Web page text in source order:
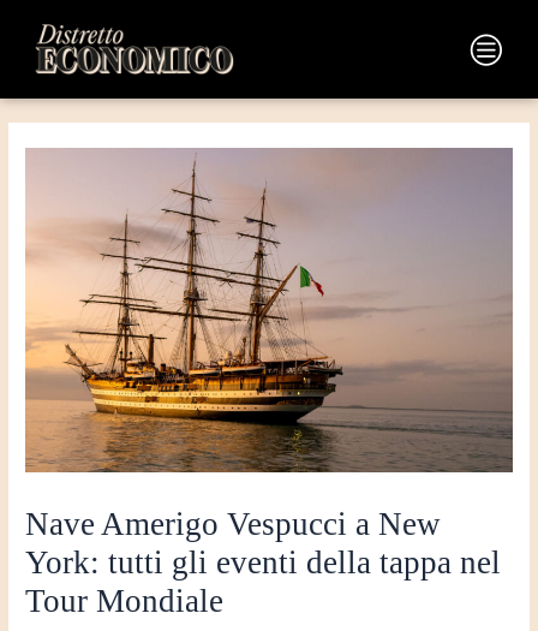
contenuto
Main
Menu
Nave Amerigo Vespucci a New
York: tutti gli eventi della tappa nel
Tour Mondiale
articoli